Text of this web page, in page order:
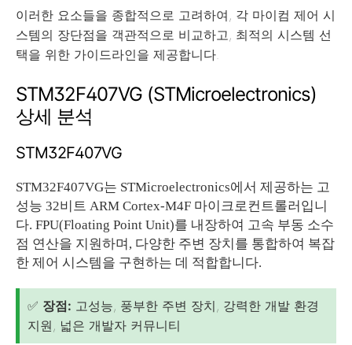
이러한 요소들을 종합적으로 고려하여, 각 마이컴 제어 시
스템의 장단점을 객관적으로 비교하고, 최적의 시스템 선
택을 위한 가이드라인을 제공합니다.
STM32F407VG (STMicroelectronics)
상세 분석
STM32F407VG
STM32F407VG는 STMicroelectronics에서 제공하는 고
성능 32비트 ARM Cortex-M4F 마이크로컨트롤러입니
다. FPU(Floating Point Unit)를 내장하여 고속 부동 소수
점 연산을 지원하며, 다양한 주변 장치를 통합하여 복잡
한 제어 시스템을 구현하는 데 적합합니다.
✅ 장점: 고성능, 풍부한 주변 장치, 강력한 개발 환경
지원, 넓은 개발자 커뮤니티